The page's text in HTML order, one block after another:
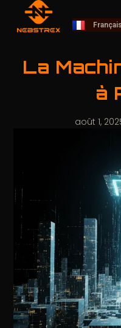
Français
Kiswahili
La
à
août 1,